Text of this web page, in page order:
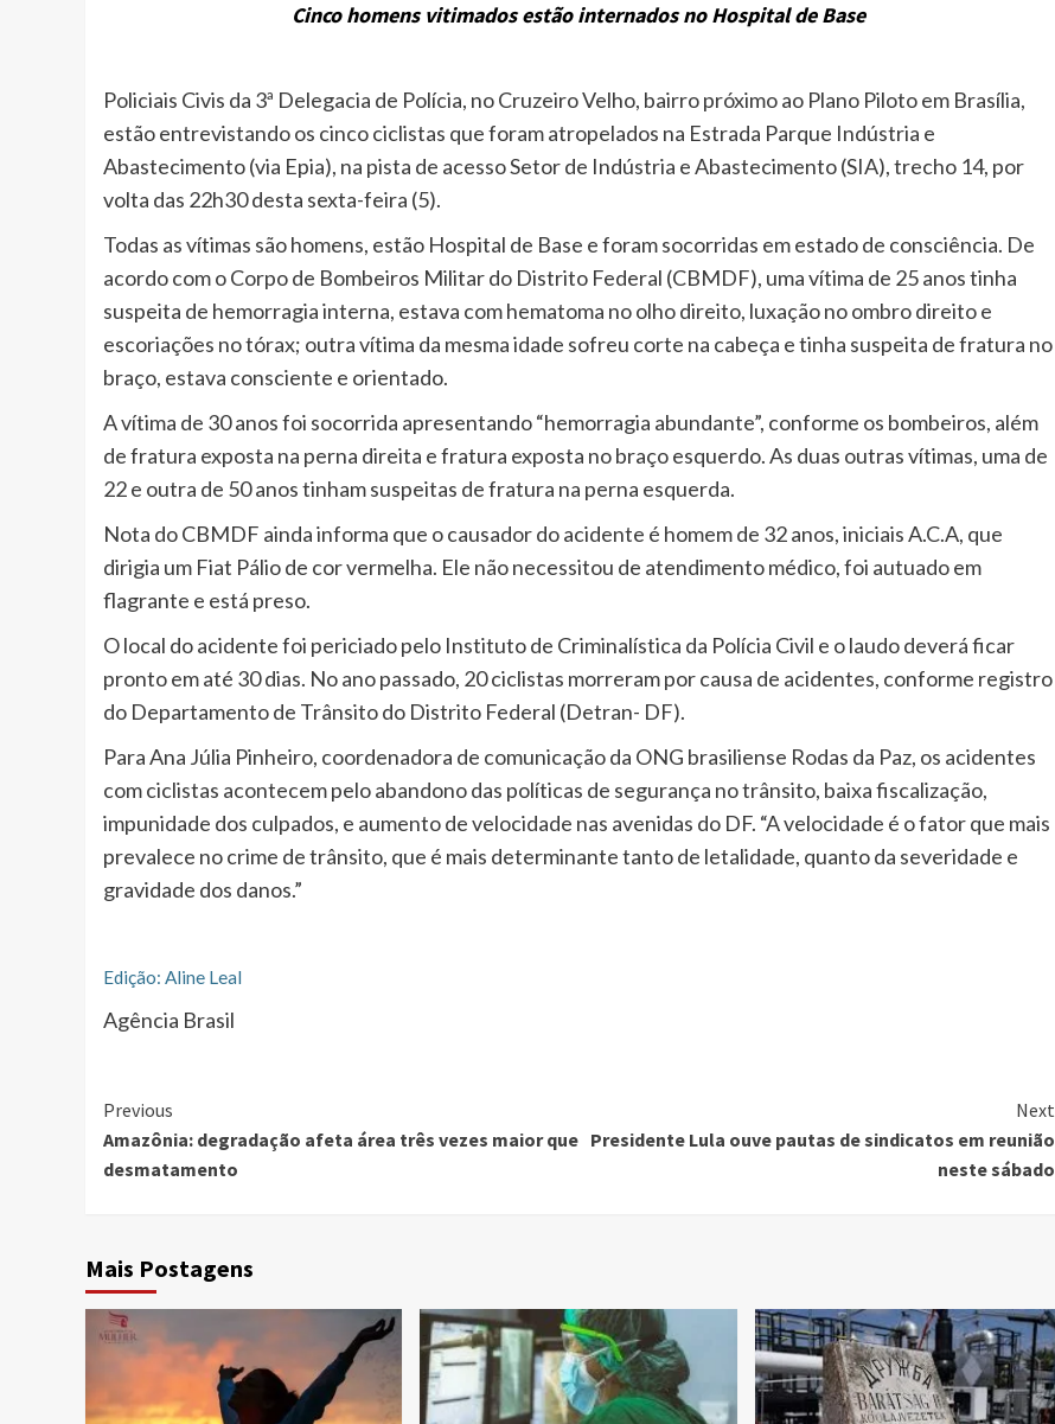
para
para
ou
diminuir
o
volume.
Cinco homens vitimados estão internados no Hospital de Base
Policiais Civis da 3ª Delegacia de Polícia, no Cruzeiro Velho, bairro próximo ao Plano Piloto em Brasília,
estão entrevistando os cinco ciclistas que foram atropelados na Estrada Parque Indústria e
Abastecimento (via Epia), na pista de acesso Setor de Indústria e Abastecimento (SIA), trecho 14, por
volta das 22h30 desta sexta-feira (5).
Todas as vítimas são homens, estão Hospital de Base e foram socorridas em estado de consciência. De
acordo com o Corpo de Bombeiros Militar do Distrito Federal (CBMDF), uma vítima de 25 anos tinha
suspeita de hemorragia interna, estava com hematoma no olho direito, luxação no ombro direito e
escoriações no tórax; outra vítima da mesma idade sofreu corte na cabeça e tinha suspeita de fratura no
braço, estava consciente e orientado.
A vítima de 30 anos foi socorrida apresentando “hemorragia abundante”, conforme os bombeiros, além
de fratura exposta na perna direita e fratura exposta no braço esquerdo. As duas outras vítimas, uma de
22 e outra de 50 anos tinham suspeitas de fratura na perna esquerda.
Nota do CBMDF ainda informa que o causador do acidente é homem de 32 anos, iniciais A.C.A, que
dirigia um Fiat Pálio de cor vermelha. Ele não necessitou de atendimento médico, foi autuado em
flagrante e está preso.
O local do acidente foi periciado pelo Instituto de Criminalística da Polícia Civil e o laudo deverá ficar
pronto em até 30 dias. No ano passado, 20 ciclistas morreram por causa de acidentes, conforme registro
do Departamento de Trânsito do Distrito Federal (Detran- DF).
Para Ana Júlia Pinheiro, coordenadora de comunicação da ONG brasiliense Rodas da Paz, os acidentes
com ciclistas acontecem pelo abandono das políticas de segurança no trânsito, baixa fiscalização,
impunidade dos culpados, e aumento de velocidade nas avenidas do DF. “A velocidade é o fator que mais
prevalece no crime de trânsito, que é mais determinante tanto de letalidade, quanto da severidade e
gravidade dos danos.”
Edição: Aline Leal
Agência Brasil
Continue
Reading
Previous
Amazônia: degradação afeta área três vezes maior que
desmatamento
Next
Presidente Lula ouve pautas de sindicatos em reunião
neste sábado
Mais Postagens